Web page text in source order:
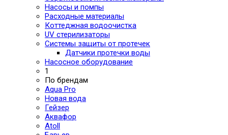
Насосы и помпы
Расходные материалы
Коттеджная водоочистка
UV стерилизаторы
Системы защиты от протечек
Датчики протечки воды
Насосное оборудование
1
По брендам
Aqua Pro
Новая вода
Гейзер
Аквафор
Atoll